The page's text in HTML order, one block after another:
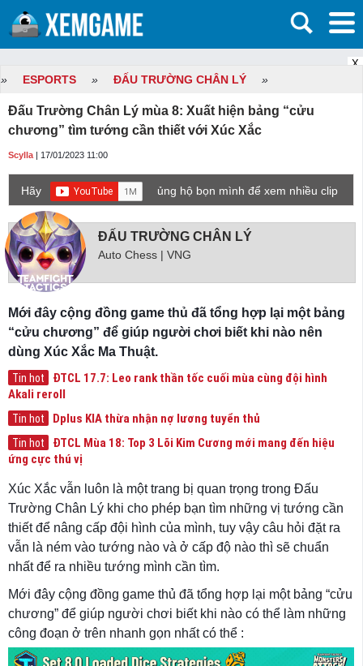
X
» ESPORTS » ĐẤU TRƯỜNG CHÂN LÝ »
Đấu Trường Chân Lý mùa 8: Xuất hiện bảng “cửu
chương” tìm tướng cần thiết với Xúc Xắc
Scylla | 17/01/2023 11:00
Hãy
ủng hộ bọn mình để xem nhiều clip
game mới hơn nhé!
ĐẤU TRƯỜNG CHÂN LÝ
Auto Chess | VNG
Mới đây cộng đồng game thủ đã tổng hợp lại một bảng
“cửu chương” để giúp người chơi biết khi nào nên
dùng Xúc Xắc Ma Thuật.
Tin hot
ĐTCL 17.7: Leo rank thần tốc cuối mùa cùng đội hình
Akali reroll
Tin hot Dplus KIA thừa nhận nợ lương tuyển thủ
Tin hot
ĐTCL Mùa 18: Top 3 Lõi Kim Cương mới mang đến hiệu
ứng cực thú vị
Xúc Xắc vẫn luôn là một trang bị quan trọng trong Đấu
Trường Chân Lý khi cho phép bạn tìm những vị tướng cần
thiết để nâng cấp đội hình của mình, tuy vậy câu hỏi đặt ra
vẫn là ném vào tướng nào và ở cấp độ nào thì sẽ chuẩn
nhất để ra nhiều tướng mình cần tìm.
Mới đây cộng đồng game thủ đã tổng hợp lại một bảng “cửu
chương” để giúp người chơi biết khi nào có thể làm những
công đoạn ở trên nhanh gọn nhất có thể :